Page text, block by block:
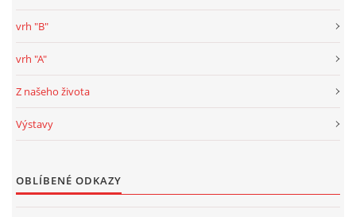
vrh "B"
vrh "A"
Z našeho života
Výstavy
OBLÍBENÉ ODKAZY